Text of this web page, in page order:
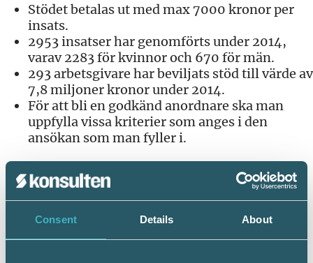
Consent Details About
Stödet betalas ut med max 7000 kronor per
insats.
2953 insatser har genomförts under 2014,
varav 2283 för kvinnor och 670 för män.
293 arbetsgivare har beviljats stöd till värde av
7,8 miljoner kronor under 2014.
För att bli en godkänd anordnare ska man
uppfylla vissa kriterier som anges i den
ansökan som man fyller i.
Så här ansöker arbetsgivare om bidraget >>
Källa: Allt om lön